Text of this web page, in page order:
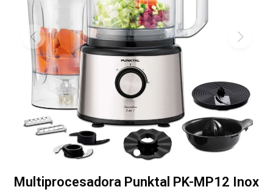
Multiprocesadora Punktal PK-MP12 Inox
Tecnología
Climatización
Motos
Bicicletas
Herramientas